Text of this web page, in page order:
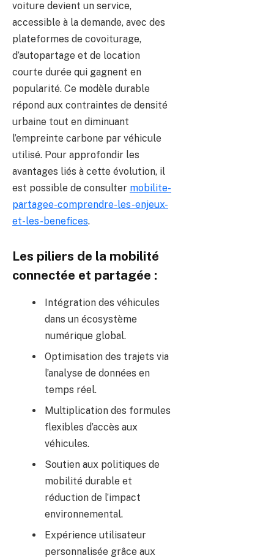
voiture devient un service,
accessible à la demande, avec des
plateformes de covoiturage,
d’autopartage et de location
courte durée qui gagnent en
popularité. Ce modèle durable
répond aux contraintes de densité
urbaine tout en diminuant
l’empreinte carbone par véhicule
utilisé. Pour approfondir les
avantages liés à cette évolution, il
est possible de consulter mobilite-
partagee-comprendre-les-enjeux-
et-les-benefices.
Les piliers de la mobilité
connectée et partagée :
Intégration des véhicules
dans un écosystème
numérique global.
Optimisation des trajets via
l’analyse de données en
temps réel.
Multiplication des formules
flexibles d’accès aux
véhicules.
Soutien aux politiques de
mobilité durable et
réduction de l’impact
environnemental.
Expérience utilisateur
personnalisée grâce aux